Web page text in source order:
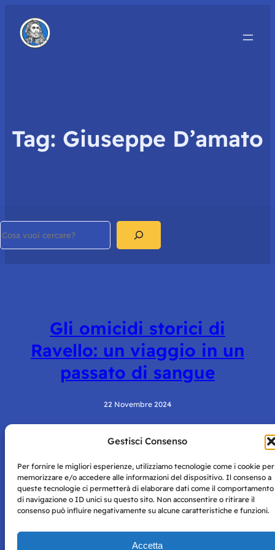
Gestisci Consenso
Per fornire le migliori esperienze, utilizziamo tecnologie come i cookie per
memorizzare e/o accedere alle informazioni del dispositivo. Il consenso a
queste tecnologie ci permetterà di elaborare dati come il comportamento
di navigazione o ID unici su questo sito. Non acconsentire o ritirare il
consenso può influire negativamente su alcune caratteristiche e funzioni.
Accetta
Tag: Giuseppe D’amato
Gli omicidi storici di
Ravello: un viaggio in un
passato di sangue
22 Novembre 2024
Napoli con autorizzazione numero 38 del 25/9/2019.
Tutte le immagini e i contenuti su questo sito sono forniti